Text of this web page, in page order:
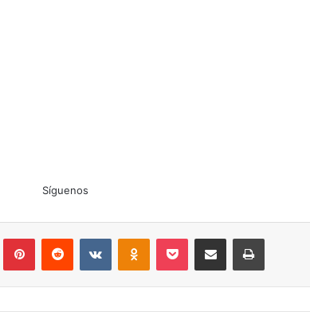
Síguenos
PinterestReddit VKontakteOdnoklassniki
Pocket Compartir por correo electrónicoImprimir